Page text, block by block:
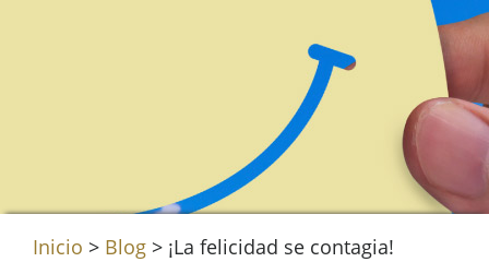
Inicio > Blog > ¡La felicidad se contagia!